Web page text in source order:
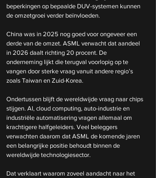
beperkingen op bepaalde DUV-systemen kunnen
de omzetgroei verder beïnvloeden.
China was in 2025 nog goed voor ongeveer een
derde van de omzet. ASML verwacht dat aandeel
in 2026 daalt richting 20 procent. De
onderneming lijkt die terugval voorlopig op te
vangen door sterke vraag vanuit andere regio’s
zoals Taiwan en Zuid-Korea.
Ondertussen blijft de wereldwijde vraag naar chips
stijgen. AI, cloud computing, auto-industrie en
industriële automatisering vragen allemaal om
krachtigere halfgeleiders. Veel beleggers
verwachten daarom dat ASML de komende jaren
een belangrijke positie behoudt binnen de
wereldwijde technologiesector.
Dat verklaart waarom zoveel aandacht naar het